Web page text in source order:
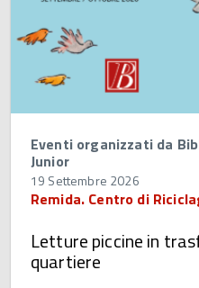
Eventi organizzati da
Junior
19 Settembre 2026
Remida. Centro di
Letture piccine in
quartiere